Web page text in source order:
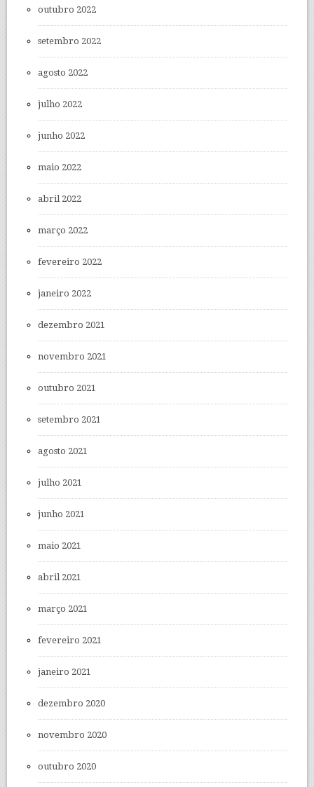
outubro 2022
setembro 2022
agosto 2022
julho 2022
junho 2022
maio 2022
abril 2022
março 2022
fevereiro 2022
janeiro 2022
dezembro 2021
novembro 2021
outubro 2021
setembro 2021
agosto 2021
julho 2021
junho 2021
maio 2021
abril 2021
março 2021
fevereiro 2021
janeiro 2021
dezembro 2020
novembro 2020
outubro 2020